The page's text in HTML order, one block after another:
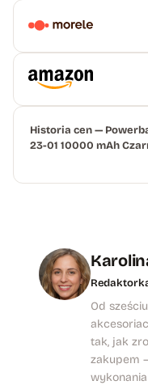
Historia cen —
23-01 10000 mAh
Od
tak, jak
zakupem